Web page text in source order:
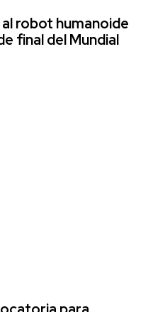
robot humanoide
final del Mundial